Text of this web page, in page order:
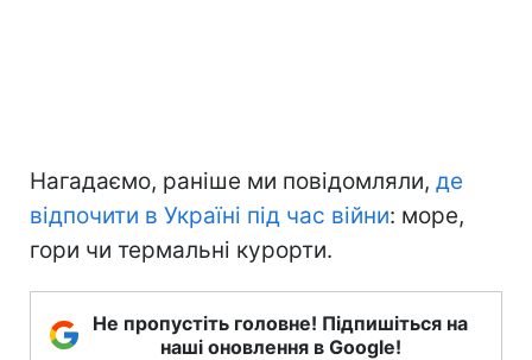
Нагадаємо, раніше ми повідомляли, де
відпочити в Україні під час війни: море,
гори чи термальні курорти.
Не пропустіть головне! Підпишіться на
наші оновлення в Google!